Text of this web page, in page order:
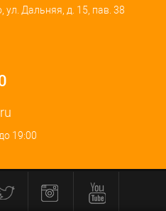
ул. Дальняя, д. 15, пав. 38
19:00